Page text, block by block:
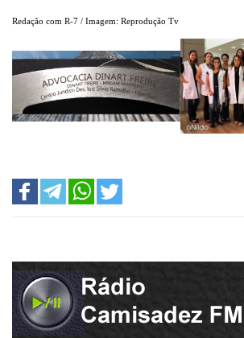
Redação com R-7 / Imagem: Reprodução Tv